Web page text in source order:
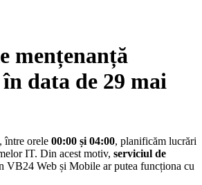
mențenanță
data de 29 mai
, între orele 00:00 și 04:00, planificăm lucrări
IT. Din acest motiv, serviciul de
VB24 Web și Mobile ar putea funcționa cu